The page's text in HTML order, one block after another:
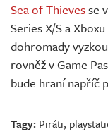
Sea of Thievesse
Series X/S a
dohromady
rovněž v Game
bude hraní napříč
Tagy: Piráti,